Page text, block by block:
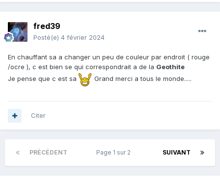
fred39
Posté(e) 4 février 2024
En chauffant sa a changer un peu de couleur par endroit ( rouge
/ocre ), c est bien se qui correspondrait a de la Geothite
Je pense que c est sa
Grand merci a tous le monde.....
Citer
PRÉCÉDENT SUIVANT
Page 1 sur 2